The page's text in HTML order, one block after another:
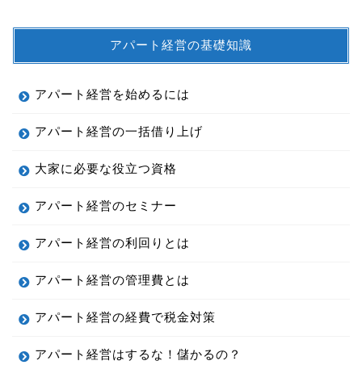
アパート経営の基礎知識
アパート経営を始めるには
アパート経営の一括借り上げ
大家に必要な役立つ資格
アパート経営のセミナー
アパート経営の利回りとは
アパート経営の管理費とは
アパート経営の経費で税金対策
アパート経営はするな！儲かるの？